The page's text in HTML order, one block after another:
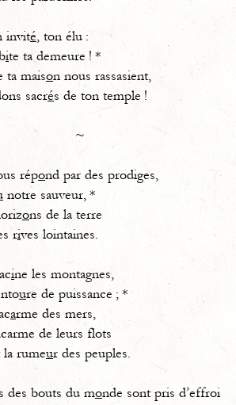
invité, ton élu :
ite ta demeure ! *
ta maison nous rassasient,
sacrés de ton temple !
répond par des prodiges,
notre sauveur, *
ons de la terre
rives lointaines.
ine les montagnes,
ure de puissance ; *
arme des mers,
de leurs flots
ur des peuples.
des bouts du monde sont pris d’effroi